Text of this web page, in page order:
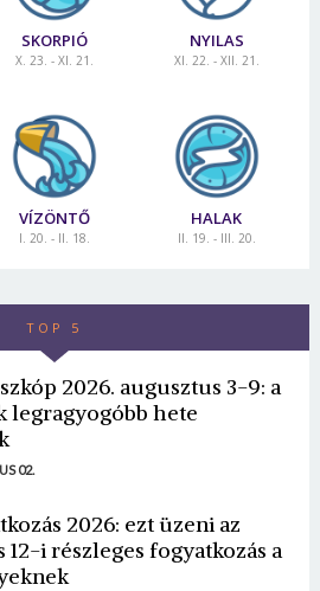
SKORPIÓ
X. 23. - XI. 21.
NYILAS
XI. 22. - XII. 21.
VÍZÖNTŐ
I. 20. - II. 18.
HALAK
II. 19. - III. 20.
TOP 5
2026. augusztus 3-9: a
legragyogóbb hete
02.
2026: ezt üzeni az
12-i részleges fogyatkozás a